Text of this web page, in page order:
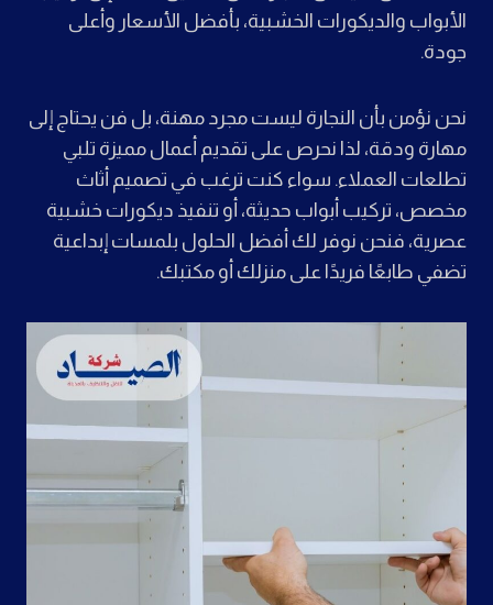
الأبواب والديكورات الخشبية، بأفضل الأسعار وأعلى
جودة.
نحن نؤمن بأن النجارة ليست مجرد مهنة، بل فن يحتاج إلى
مهارة ودقة، لذا نحرص على تقديم أعمال مميزة تلبي
تطلعات العملاء. سواء كنت ترغب في تصميم أثاث
مخصص، تركيب أبواب حديثة، أو تنفيذ ديكورات خشبية
عصرية، فنحن نوفر لك أفضل الحلول بلمسات إبداعية
تضفي طابعًا فريدًا على منزلك أو مكتبك.